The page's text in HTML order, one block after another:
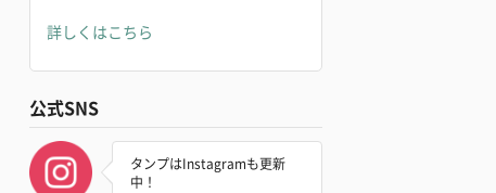
詳しくはこちら
公式SNS
タンプはInstagramも更新
中！